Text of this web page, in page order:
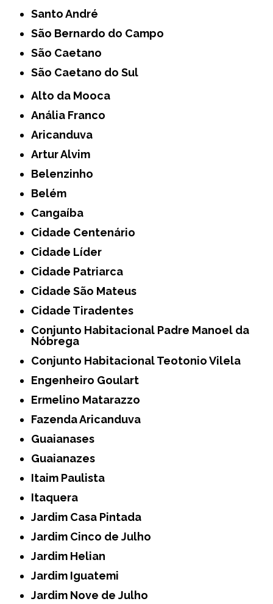
Santo André
São Bernardo do Campo
São Caetano
São Caetano do Sul
Alto da Mooca
Anália Franco
Aricanduva
Artur Alvim
Belenzinho
Belém
Cangaíba
Cidade Centenário
Cidade Líder
Cidade Patriarca
Cidade São Mateus
Cidade Tiradentes
Conjunto Habitacional Padre Manoel da
Nóbrega
Conjunto Habitacional Teotonio Vilela
Engenheiro Goulart
Ermelino Matarazzo
Fazenda Aricanduva
Guaianases
Guaianazes
Itaim Paulista
Itaquera
Jardim Casa Pintada
Jardim Cinco de Julho
Jardim Helian
Jardim Iguatemi
Jardim Nove de Julho